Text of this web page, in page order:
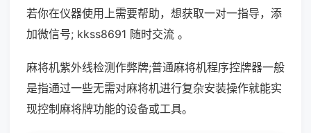
若你在仪器使用上需要帮助，想获取一对一指导，添
加微信号; kkss8691 随时交流 。
麻将机紫外线检测作弊牌;普通麻将机程序控牌器一般
是指通过一些无需对麻将机进行复杂安装操作就能实
现控制麻将牌功能的设备或工具。